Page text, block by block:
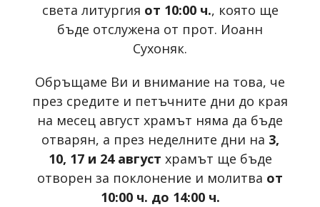
света литургия от 10:00 ч., която ще
бъде отслужена от прот. Иоанн
Сухоняк.
Обръщаме Ви и внимание на това, че
през средите и петъчните дни до края
на месец август храмът няма да бъде
отварян, а през неделните дни на 3,
10, 17 и 24 август храмът ще бъде
отворен за поклонение и молитва от
10:00 ч. до 14:00 ч.